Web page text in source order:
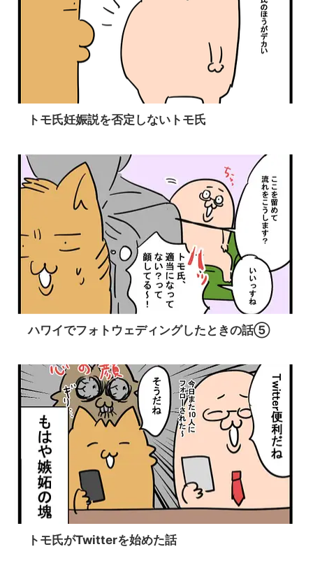
トモ氏妊娠説を否定しないトモ氏
ハワイでフォトウェディングしたときの話⑤
トモ氏がTwitterを始めた話